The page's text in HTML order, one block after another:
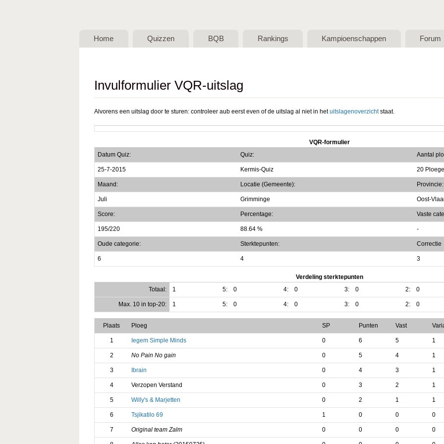
Belgische
vzw
Home Quizzen BQB Rankings Kampioenschappen Forum
Invulformulier VQR-uitslag
Alvorens een uitslag door te sturen: controleer aub eerst even of de uitslag al niet in hetuitslagenoverzichtstaat.
VQR-formulier
Datum Quiz:
Quiz: Aantal
25-7-2015 Kermis-Quiz 20
Maand: Locatie (Gemeente): Provincie:
Juli Grimminge Oost-
Score: Percentage: Vaste
195/220 88.64 % -
Oude categorie: Sterktepunten: Correctie
6 4 3
Verdeling sterktepunten
Totaal:
1 5: 0 4: 0 3: 0 2: 0
Max. 10 in top-20: 1 5: 0 4: 0 3: 0 2: 0
Plaats Ploeg SP Punten Vast
1 Iegem Simple Minds 0 6 5 1
2 No Pain No gain 0 5 4 1
3 Ibrain 0 4 3 1
4 Verzopen Verstand 0 3 2 1
5 Willy's & Marjetten 0 2 1 1
6 Tsjikatilo 69 1 0 0 0
7 Original team Zalm 0 0 0 0